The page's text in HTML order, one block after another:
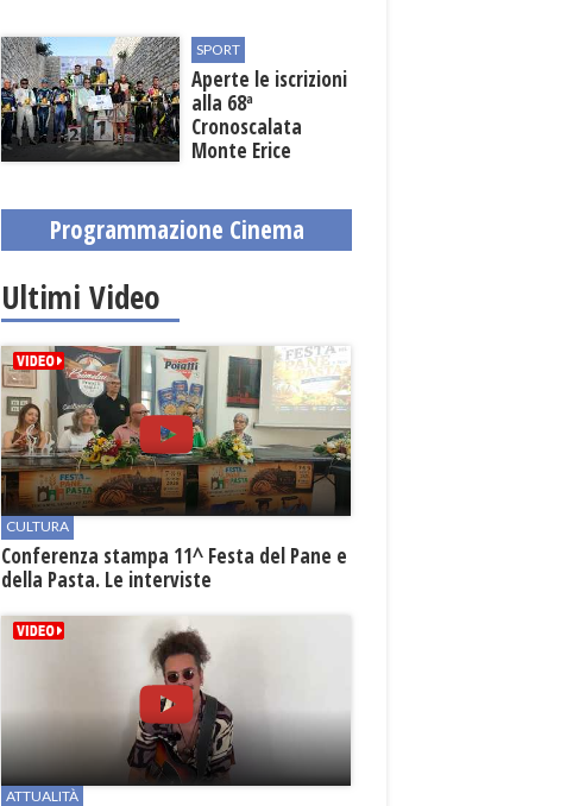
SPORT
Aperte le iscrizioni
alla 68ª
Cronoscalata
Monte Erice
Programmazione Cinema
Ultimi Video
CULTURA
Conferenza stampa 11^ Festa del Pane e
della Pasta. Le interviste
ATTUALITÀ